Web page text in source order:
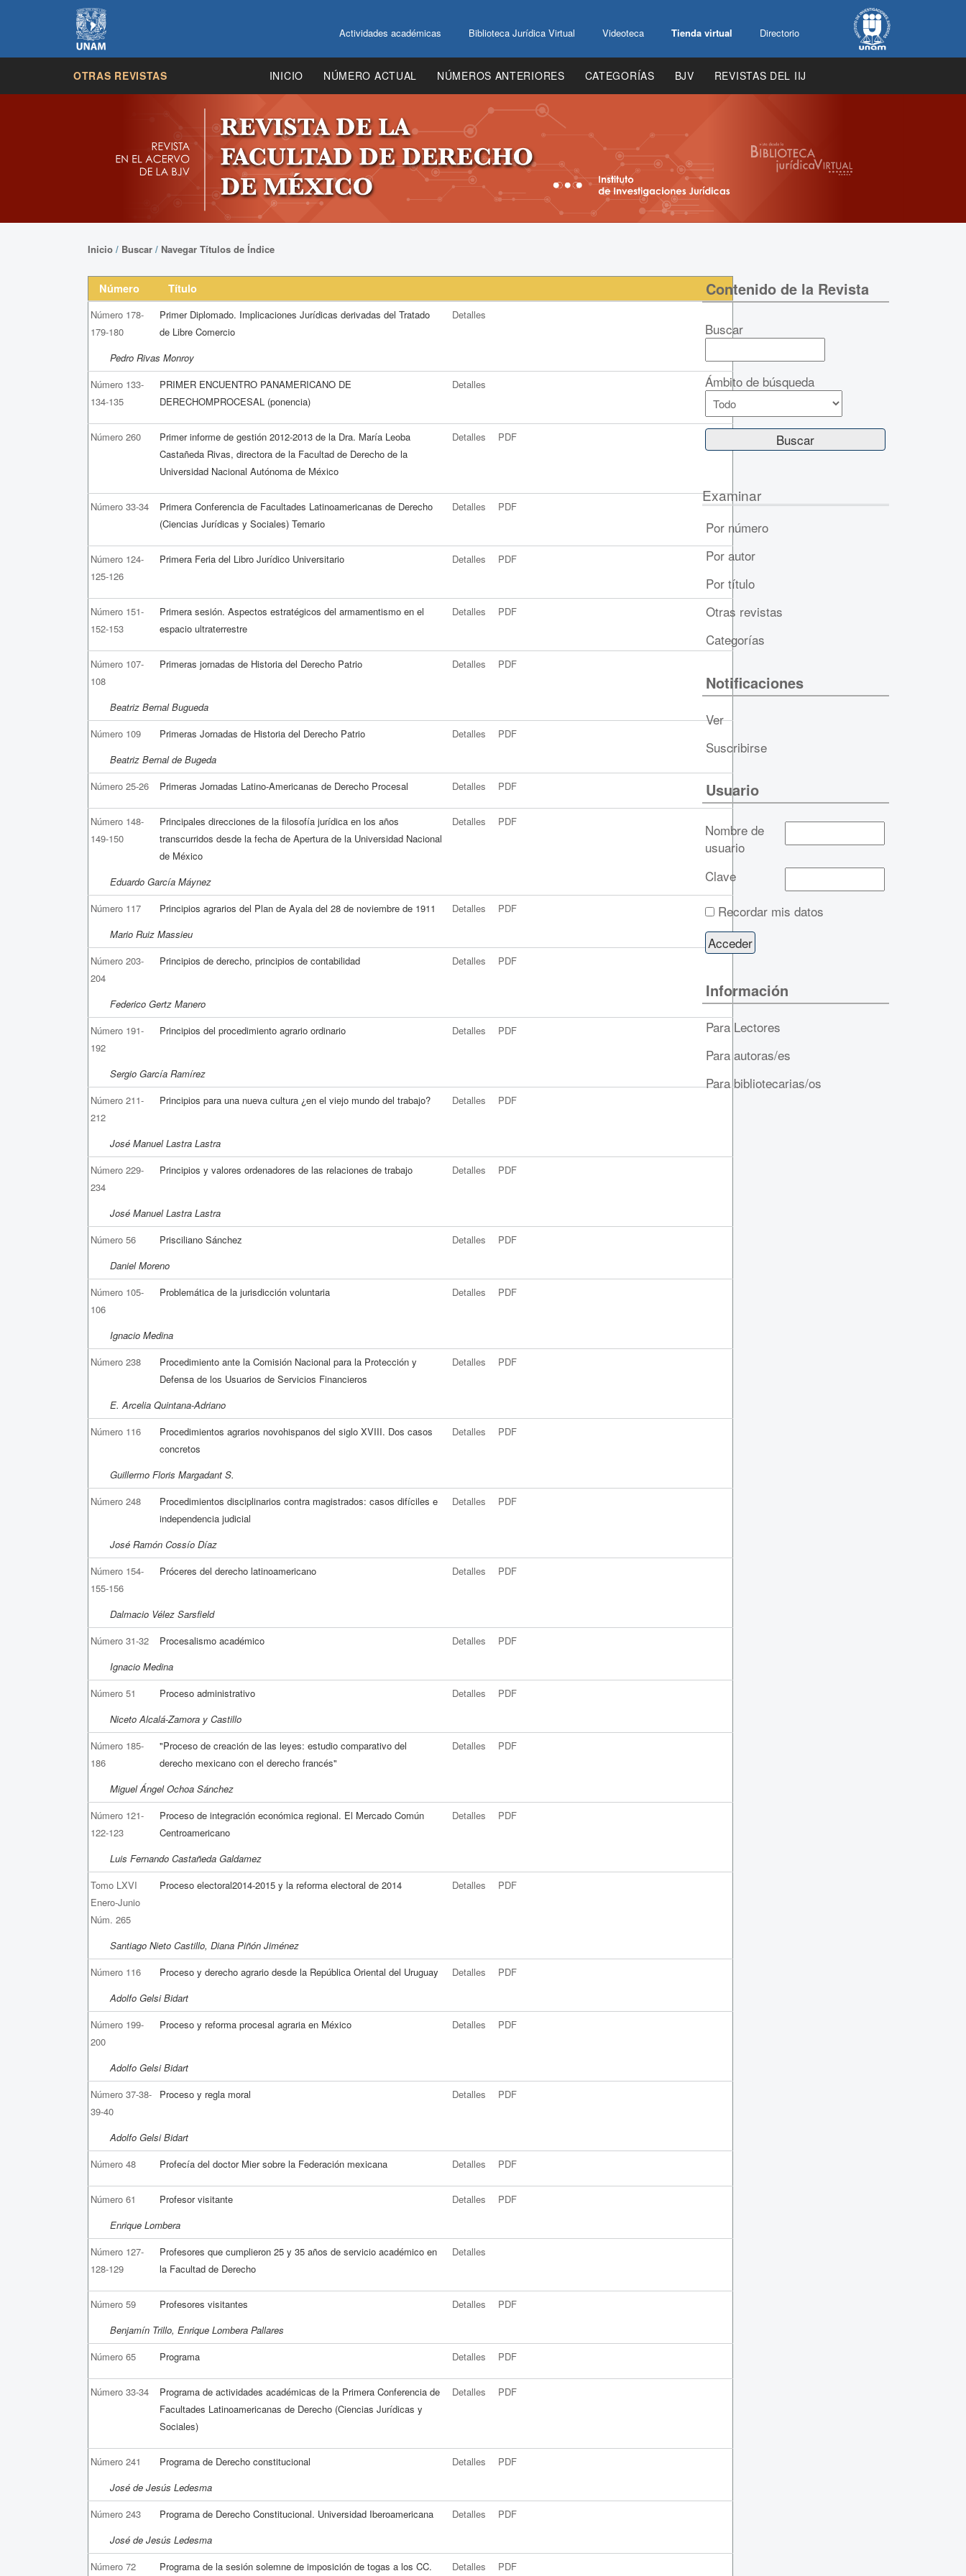
Actividades académicas Biblioteca Jurídica Virtual Videoteca Tienda virtual Directorio
OTRAS REVISTAS INICIO NÚMERO ACTUAL NÚMEROS ANTERIORES CATEGORÍAS BJV REVISTAS DEL IIJ
Inicio / Buscar / Navegar Títulos de Índice
Número Título
Número 178-
179-180
Primer Diplomado. Implicaciones Jurídicas derivadas del Tratado
de Libre Comercio
Detalles
Pedro Rivas Monroy
Número 133-
134-135
PRIMER ENCUENTRO PANAMERICANO DE
DERECHOMPROCESAL (ponencia)
Detalles
Número 260
Primer informe de gestión 2012-2013 de la Dra. María Leoba
Castañeda Rivas, directora de la Facultad de Derecho de la
Universidad Nacional Autónoma de México
Detalles PDF
Número 33-34
Primera Conferencia de Facultades Latinoamericanas de Derecho
(Ciencias Jurídicas y Sociales) Temario
Detalles PDF
Número 124-
125-126
Primera Feria del Libro Jurídico Universitario Detalles PDF
Número 151-
152-153
Primera sesión. Aspectos estratégicos del armamentismo en el
espacio ultraterrestre
Detalles PDF
Número 107-
108
Primeras jornadas de Historia del Derecho Patrio Detalles PDF
Beatriz Bernal Bugueda
Número 109
Primeras Jornadas de Historia del Derecho Patrio Detalles
PDF
Beatriz Bernal de Bugeda
Número 25-26
Primeras Jornadas Latino-Americanas de Derecho Procesal Detalles PDF
Número 148-
149-150
Principales direcciones de la filosofía jurídica en los años
transcurridos desde la fecha de Apertura de la Universidad Nacional
de México
Detalles PDF
Eduardo García Máynez
Número 117
Principios agrarios del Plan de Ayala del 28 de noviembre de 1911 Detalles
PDF
Mario Ruiz Massieu
Número 203-
204
Principios de derecho, principios de contabilidad Detalles PDF
Federico Gertz Manero
Número 191-
192
Principios del procedimiento agrario ordinario Detalles PDF
Sergio García Ramírez
Número 211-
212
Principios para una nueva cultura ¿en el viejo mundo del trabajo? Detalles PDF
José Manuel Lastra Lastra
Número 229-
234
Principios y valores ordenadores de las relaciones de trabajo Detalles PDF
José Manuel Lastra Lastra
Número 56
Prisciliano Sánchez Detalles
PDF
Daniel Moreno
Número 105-
106
Problemática de la jurisdicción voluntaria Detalles PDF
Ignacio Medina
Número 238
Procedimiento ante la Comisión Nacional para la Protección y
Defensa de los Usuarios de Servicios Financieros
Detalles PDF
E. Arcelia Quintana-Adriano
Número 116
Procedimientos agrarios novohispanos del siglo XVIII. Dos casos
concretos
Detalles PDF
Guillermo Floris Margadant S.
Número 248
Procedimientos disciplinarios contra magistrados: casos difíciles e
independencia judicial
Detalles PDF
José Ramón Cossío Díaz
Número 154-
155-156
Próceres del derecho latinoamericano Detalles PDF
Dalmacio Vélez Sarsfield
Número 31-32
Procesalismo académico Detalles
PDF
Ignacio Medina
Número 51
Proceso administrativo Detalles
PDF
Niceto Alcalá-Zamora y Castillo
Número 185-
186
"Proceso de creación de las leyes: estudio comparativo del
derecho mexicano con el derecho francés"
Detalles PDF
Miguel Ángel Ochoa Sánchez
Número 121-
122-123
Proceso de integración económica regional. El Mercado Común
Centroamericano
Detalles PDF
Luis Fernando Castañeda Galdamez
Tomo LXVI
Enero-Junio
Núm. 265
Proceso electoral2014-2015 y la reforma electoral de 2014 Detalles PDF
Santiago Nieto Castillo, Diana Piñón Jiménez
Número 116
Proceso y derecho agrario desde la República Oriental del Uruguay Detalles
PDF
Adolfo Gelsi Bidart
Número 199-
200
Proceso y reforma procesal agraria en México Detalles PDF
Adolfo Gelsi Bidart
Número 37-38-
39-40
Proceso y regla moral Detalles PDF
Adolfo Gelsi Bidart
Número 48
Profecía del doctor Mier sobre la Federación mexicana Detalles PDF
Número 61 Profesor visitante Detalles
PDF
Enrique Lombera
Número 127-
128-129
Profesores que cumplieron 25 y 35 años de servicio académico en
la Facultad de Derecho
Detalles
Número 59 Profesores visitantes Detalles
PDF
Benjamín Trillo, Enrique Lombera Pallares
Número 65
Programa Detalles PDF
Número 33-34
Programa de actividades académicas de la Primera Conferencia de
Facultades Latinoamericanas de Derecho (Ciencias Jurídicas y
Sociales)
Detalles PDF
Número 241 Programa de Derecho constitucional Detalles
PDF
José de Jesús Ledesma
Número 243
Programa de Derecho Constitucional. Universidad Iberoamericana Detalles
PDF
José de Jesús Ledesma
Número 72
Programa de la sesión solemne de imposición de togas a los CC. Detalles PDF
Contenido de la Revista
Buscar
Ámbito de búsqueda
Examinar
Por número
Por autor
Por título
Otras revistas
Categorías
Notificaciones
Ver
Suscribirse
Usuario
Nombre de
usuario
Clave
Recordar mis datos
Información
Para Lectores
Para autoras/es
Para bibliotecarias/os